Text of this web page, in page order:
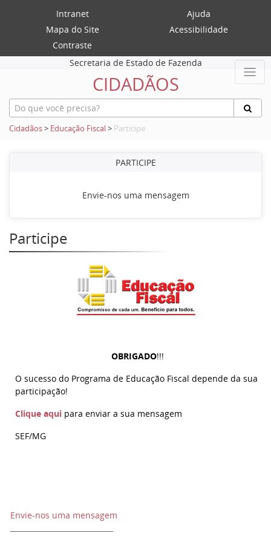
Intranet
Ajuda
Mapa do Site
Acessibilidade
Contraste
Secretaria de Estado de Fazenda
CIDADÃOS
Cidadãos> Educação Fiscal> Participe
PARTICIPE
Envie-nos uma mensagem
Participe
OBRIGADO!!!
O sucesso do Programa de Educação Fiscal depende da sua
participação!
Clique aqui para enviar a sua mensagem
SEF/MG
Envie-nos uma mensagem